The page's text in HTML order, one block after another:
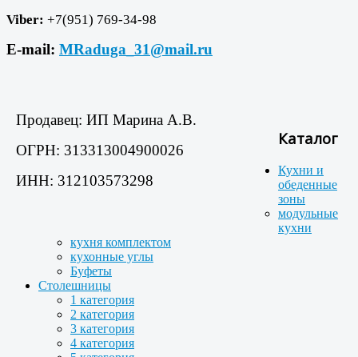
Viber: +7(951) 769-34-98
E-mail: MRaduga_31@mail.ru
Продавец: ИП Марина А.В.
ОГРН: 313313004900026
ИНН: 312103573298
Каталог
Кухни и
обеденные
зоны
модульные
кухни
кухня комплектом
кухонные углы
Буфеты
Столешницы
1 категория
2 категория
3 категория
4 категория